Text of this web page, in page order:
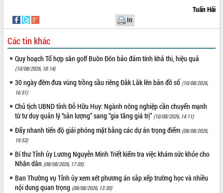
Tiến
Gặp mặt các cơ quan báo chí nhân Kỷ
niệm 101 năm Ngày Báo chí Cách
mạng Việt Nam
Đắk Lắk sơ kết 4 năm triển khai thực
Họp báo thông tin về Hội nghị Công bố
Lắk
Khơi thông điểm nghẽn, đẩy nhanh
giải ngân vốn khắc phục thiên tai
HĐND tỉnh thông qua điều chỉnh Quy
hoạch tỉnh thời kỳ 2021-2030
Hội thảo góp ý hồ sơ điều chỉnh quy
hoạch tỉnh Đắk Lắk thời kỳ 2021-2030,
tầm nhìn đến năm 2050
Tuấn Hải
In
Các tin khác
Quy hoạch Tổ hợp sân golf Buôn Đôn bảo đảm tính khả thi, hiệu quả
(10/08/2026, 18:14)
30 ngày đêm đưa vùng trồng sầu riêng Đắk Lắk lên bản đồ số (10/08/2026,
16:51)
Chủ tịch UBND tỉnh Đỗ Hữu Huy: Ngành nông nghiệp cần chuyển mạnh
từ tư duy quản lý “sản lượng” sang “gia tăng giá trị” (10/08/2026, 14:11)
Đẩy nhanh tiến độ giải phóng mặt bằng các dự án trọng điểm (08/08/2026,
19:53)
Bí thư Tỉnh ủy Lương Nguyễn Minh Triết kiểm tra việc khám sức khỏe cho
Nhân dân (08/08/2026, 17:05)
Ban Thường vụ Tỉnh ủy xem xét phương án sắp xếp trường học và nhiều
nội dung quan trọng (08/08/2026, 13:30)